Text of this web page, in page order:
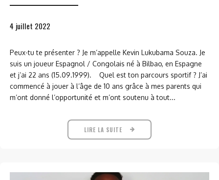
4 juillet 2022
Peux-tu te présenter ? Je m’appelle Kevin Lukubama Souza. Je
suis un joueur Espagnol / Congolais né à Bilbao, en Espagne
et j’ai 22 ans (15.09.1999). Quel est ton parcours sportif ? J’ai
commencé à jouer à l’âge de 10 ans grâce à mes parents qui
m’ont donné l’opportunité et m’ont soutenu à tout...
LIRE LA SUITE